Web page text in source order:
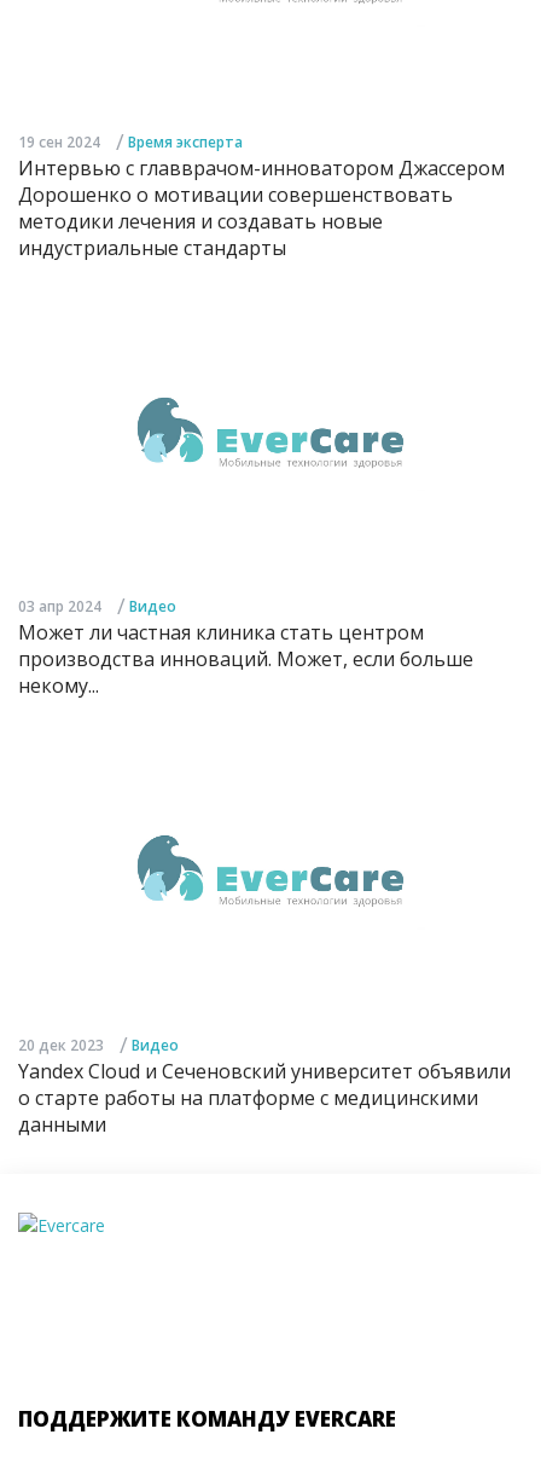
19 сен 2024 / Время эксперта
Интервью с главврачом-инноватором Джассером
Дорошенко о мотивации совершенствовать
методики лечения и создавать новые
индустриальные стандарты
03 апр 2024 / Видео
Может ли частная клиника стать центром
производства инноваций. Может, если больше
некому...
20 дек 2023 / Видео
Yandex Cloud и Сеченовский университет объявили
о старте работы на платформе с медицинскими
данными
ПОДДЕРЖИТЕ КОМАНДУ EVERCARE